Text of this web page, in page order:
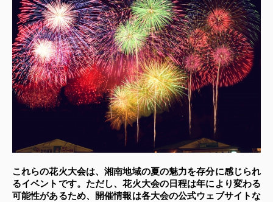
これらの花火大会は、湘南地域の夏の魅力を存分に感じられ
るイベントです。ただし、花火大会の日程は年により変わる
可能性があるため、開催情報は各大会の公式ウェブサイトな